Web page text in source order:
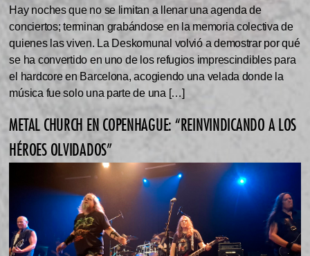
Hay noches que no se limitan a llenar una agenda de
conciertos; terminan grabándose en la memoria colectiva de
quienes las viven. La Deskomunal volvió a demostrar por qué
se ha convertido en uno de los refugios imprescindibles para
el hardcore en Barcelona, acogiendo una velada donde la
música fue solo una parte de una […]
METAL CHURCH EN COPENHAGUE: “REINVINDICANDO A LOS
HÉROES OLVIDADOS”